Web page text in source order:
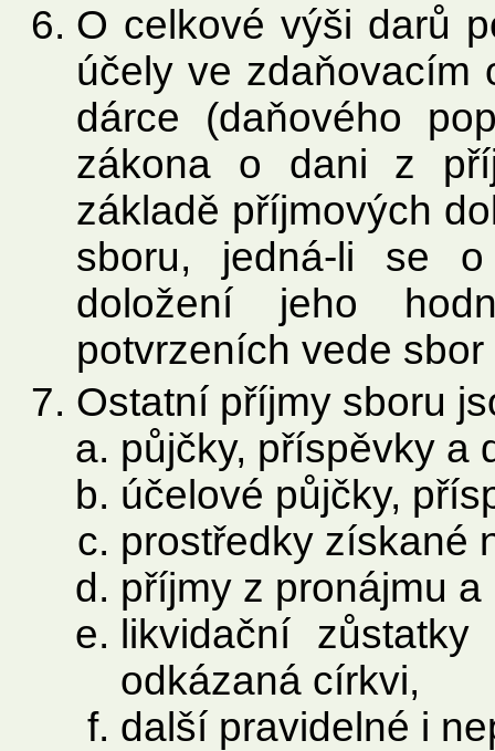
O celkové výši darů
účely ve zdaňovacím
dárce (daňového
zákona o dani z
základě příjmových
sboru, jedná-li se
doložení jeho
potvrzeních vede
Ostatní příjmy sboru
půjčky, příspěvky a
účelové půjčky,
prostředky získané
příjmy z pronájmu
likvidační
odkázaná církvi,
další pravidelné i